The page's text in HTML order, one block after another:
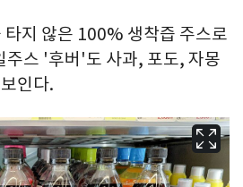
타지 않은 100% 생착즙 주스로
주스 '후버'도 사과, 포도, 자몽
인다.